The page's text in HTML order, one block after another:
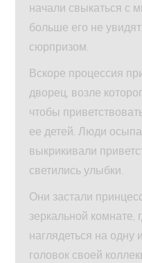
начали свыкаться с
больше его не
сюрпризом.
Вскоре процессия
дворец, возле
чтобы
ее детей. Люди
выкрикивали
светились улыбки.
Они застали
зеркальной комнате,
наглядеться на одну
головок своей